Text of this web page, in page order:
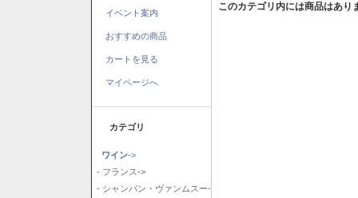
イベント案内
おすすめの商品
カートを見る
マイページへ
カテゴリ
ワイン->
- フランス->
- シャンパン・ヴァンムスー-
このカテゴリ内には商品はあり